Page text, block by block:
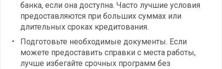
банка, если она доступна. Часто лучшие условия
предоставляются при больших суммах или
длительных сроках кредитования.
Подготовьте необходимые документы. Если
можете предоставить справки с места работы,
лучше избегайте срочных программ без